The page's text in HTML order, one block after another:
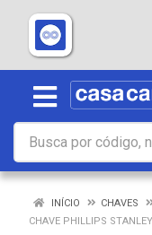
INÍCIO CHAVES
CHAVE PHILLIPS